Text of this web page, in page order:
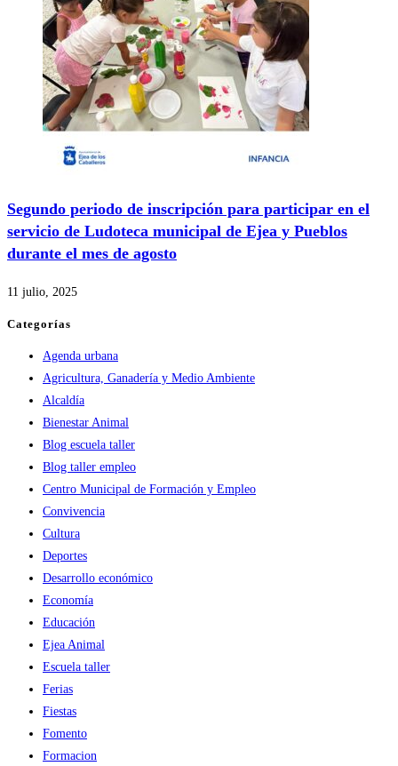
Segundo periodo de inscripción para participar en el
servicio de Ludoteca municipal de Ejea y Pueblos
durante el mes de agosto
11 julio, 2025
Categorías
Agenda urbana
Agricultura, Ganadería y Medio Ambiente
Alcaldía
Bienestar Animal
Blog escuela taller
Blog taller empleo
Centro Municipal de Formación y Empleo
Convivencia
Cultura
Deportes
Desarrollo económico
Economía
Educación
Ejea Animal
Escuela taller
Ferias
Fiestas
Fomento
Formacion